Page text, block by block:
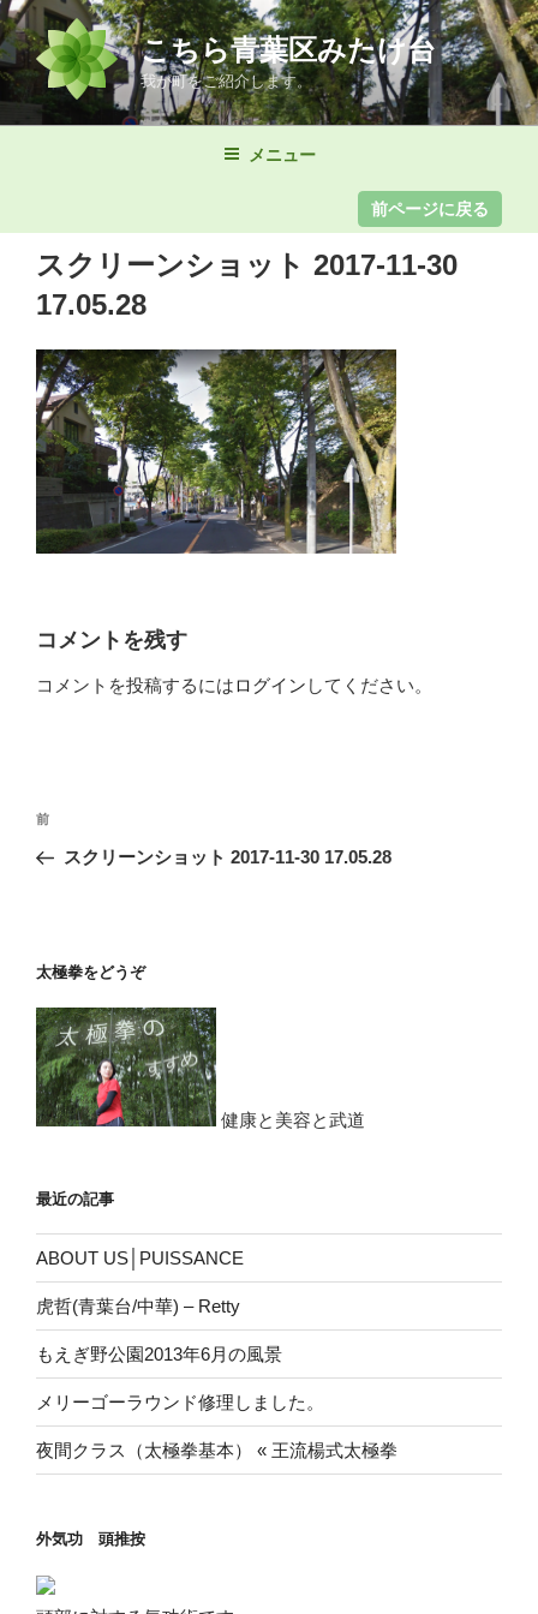
コ
ン
テ
ン
ツ
こちら青葉区みたけ台
我が町をご紹介します。
メニュー
スクリーンショット 2017-11-30
17.05.28
コメントを残す
コメントを投稿するにはログイン してください。
投
ナ
ー
シ
ョ
ン
前
の
前
スクリーンショット 2017-11-30 17.05.28
太極拳をどうぞ
健康と美容と武道
最近の記事
ABOUT US│PUISSANCE
虎哲(青葉台/中華) – Retty
もえぎ野公園2013年6月の風景
メリーゴーラウンド修理しました。
夜間クラス（太極拳基本） « 王流楊式太極拳
外気功 頭推按